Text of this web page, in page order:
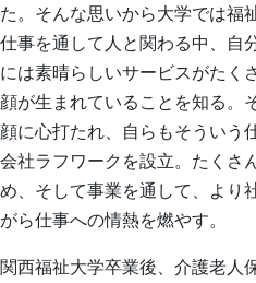
た。そんな思いから大学では福
仕事を通して人と関わる中、自
には素晴らしいサービスがたく
顔が生まれていることを知る。
顔に心打たれ、自らもそういう
会社ラフワークを設立。たくさ
め、そして事業を通して、より
がら仕事への情熱を燃やす。
関西福祉大学卒業後、介護老人